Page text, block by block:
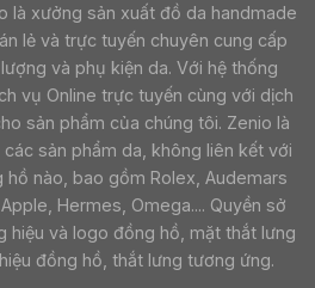
là xưởng sản xuất đồ da handmade
lẻ và trực tuyến chuyên cung cấp
và phụ kiện da. Với hệ thống
vụ Online trực tuyến cùng với dịch
sản phẩm của chúng tôi. Zenio là
sản phẩm da, không liên kết với
nào, bao gồm Rolex, Audemars
Hermes, Omega.... Quyền sở
hiệu và logo đồng hồ, mặt thắt lưng
đồng hồ, thắt lưng tương ứng.